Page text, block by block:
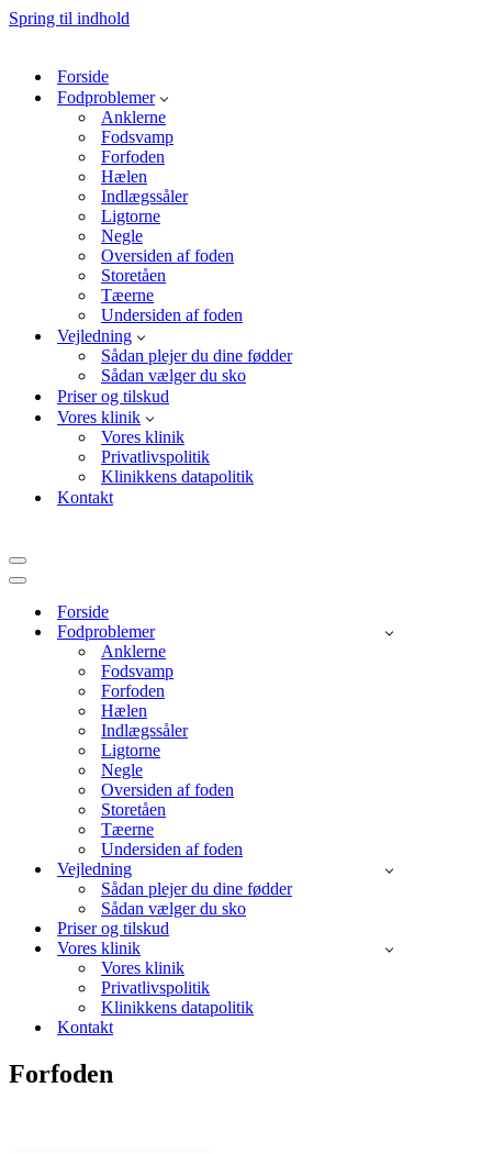
Spring til indhold
Forside
Fodproblemer
Anklerne
Fodsvamp
Forfoden
Hælen
Indlægssåler
Ligtorne
Negle
Oversiden af foden
Storetåen
Tæerne
Undersiden af foden
Vejledning
Sådan plejer du dine fødder
Sådan vælger du sko
Priser og tilskud
Vores klinik
Vores klinik
Privatlivspolitik
Klinikkens datapolitik
Kontakt
Navigation
menu
Navigation
Forside
Fodproblemer
Anklerne
Fodsvamp
Forfoden
Hælen
Indlægssåler
Ligtorne
Negle
Oversiden af foden
Storetåen
Tæerne
Undersiden af foden
Vejledning
Sådan plejer du dine fødder
Sådan vælger du sko
Priser og tilskud
Vores klinik
Vores klinik
Privatlivspolitik
Klinikkens datapolitik
Kontakt
Forfoden